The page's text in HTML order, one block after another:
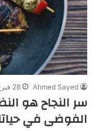
Ahmed Sayed 28 فبراير، 2020
سر النجاح هو
الفوضى في